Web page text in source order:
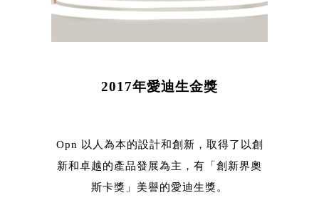
2017年愛迪生金獎
Opn 以人為本的設計和創新，取得了以創
新和卓越的產品發展為主，有「創新界奧
斯卡獎」美譽的愛迪生獎。